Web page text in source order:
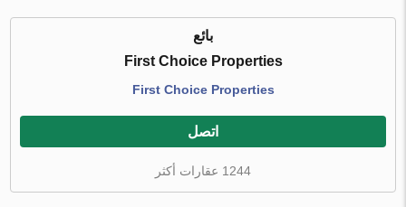
بائع
First Choice Properties
First Choice Properties
اتصل
1244 عقارات أكثر